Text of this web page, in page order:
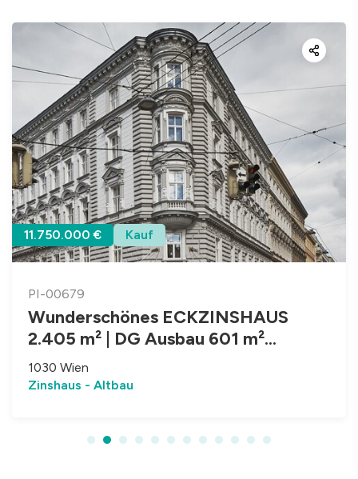
11.750.000 € Kauf
PI-00679
Wunderschönes ECKZINSHAUS
2.405 m² | DG Ausbau 601 m²
1030 Wien
Zinshaus - Altbau